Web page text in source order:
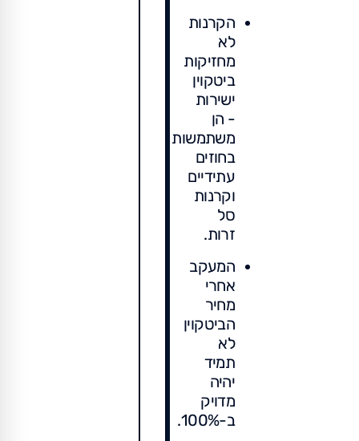
הקרנות
לא
מחזיקות
ביטקוין
ישירות
- הן
משתמשות
בחוזים
עתידיים
וקרנות
סל
זרות.
המעקב
אחרי
מחיר
הביטקוין
לא
תמיד
יהיה
מדויק
ב-100%.